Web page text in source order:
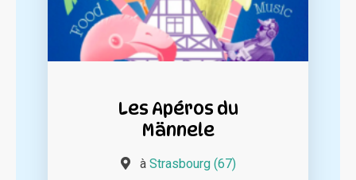
Les Apéros du
Männele
à Strasbourg (67)